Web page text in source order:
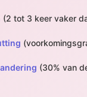
(2 tot 3 keer vaker
(30% van